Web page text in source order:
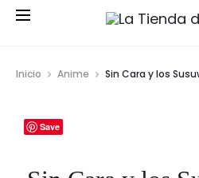
Inicio Anime Sin Cara y los
Save